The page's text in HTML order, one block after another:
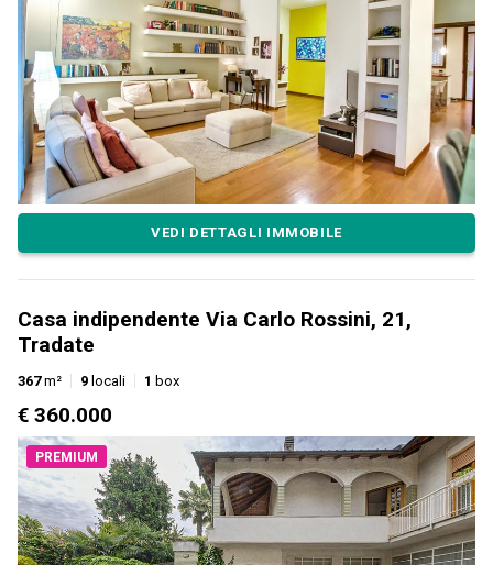
VEDI DETTAGLI IMMOBILE
Casa indipendente Via Carlo Rossini, 21,
Tradate
367m² 9 locali 1 box
€ 360.000
PREMIUM